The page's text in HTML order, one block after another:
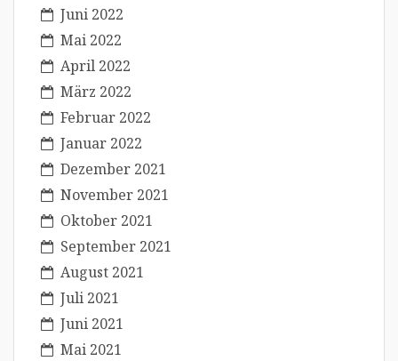
Juni 2022
Mai 2022
April 2022
März 2022
Februar 2022
Januar 2022
Dezember 2021
November 2021
Oktober 2021
September 2021
August 2021
Juli 2021
Juni 2021
Mai 2021